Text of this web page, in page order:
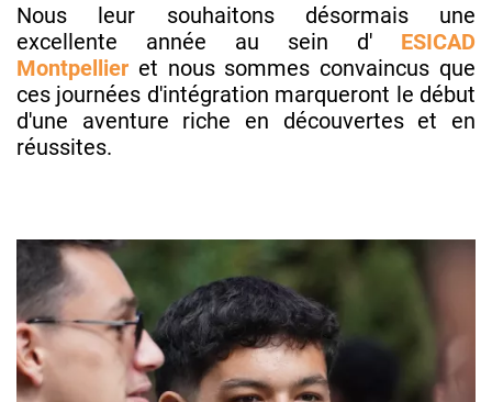
Nous leur souhaitons désormais une
excellente année au sein d' ESICAD
Montpellier et nous sommes convaincus que
ces journées d'intégration marqueront le début
d'une aventure riche en découvertes et en
réussites.